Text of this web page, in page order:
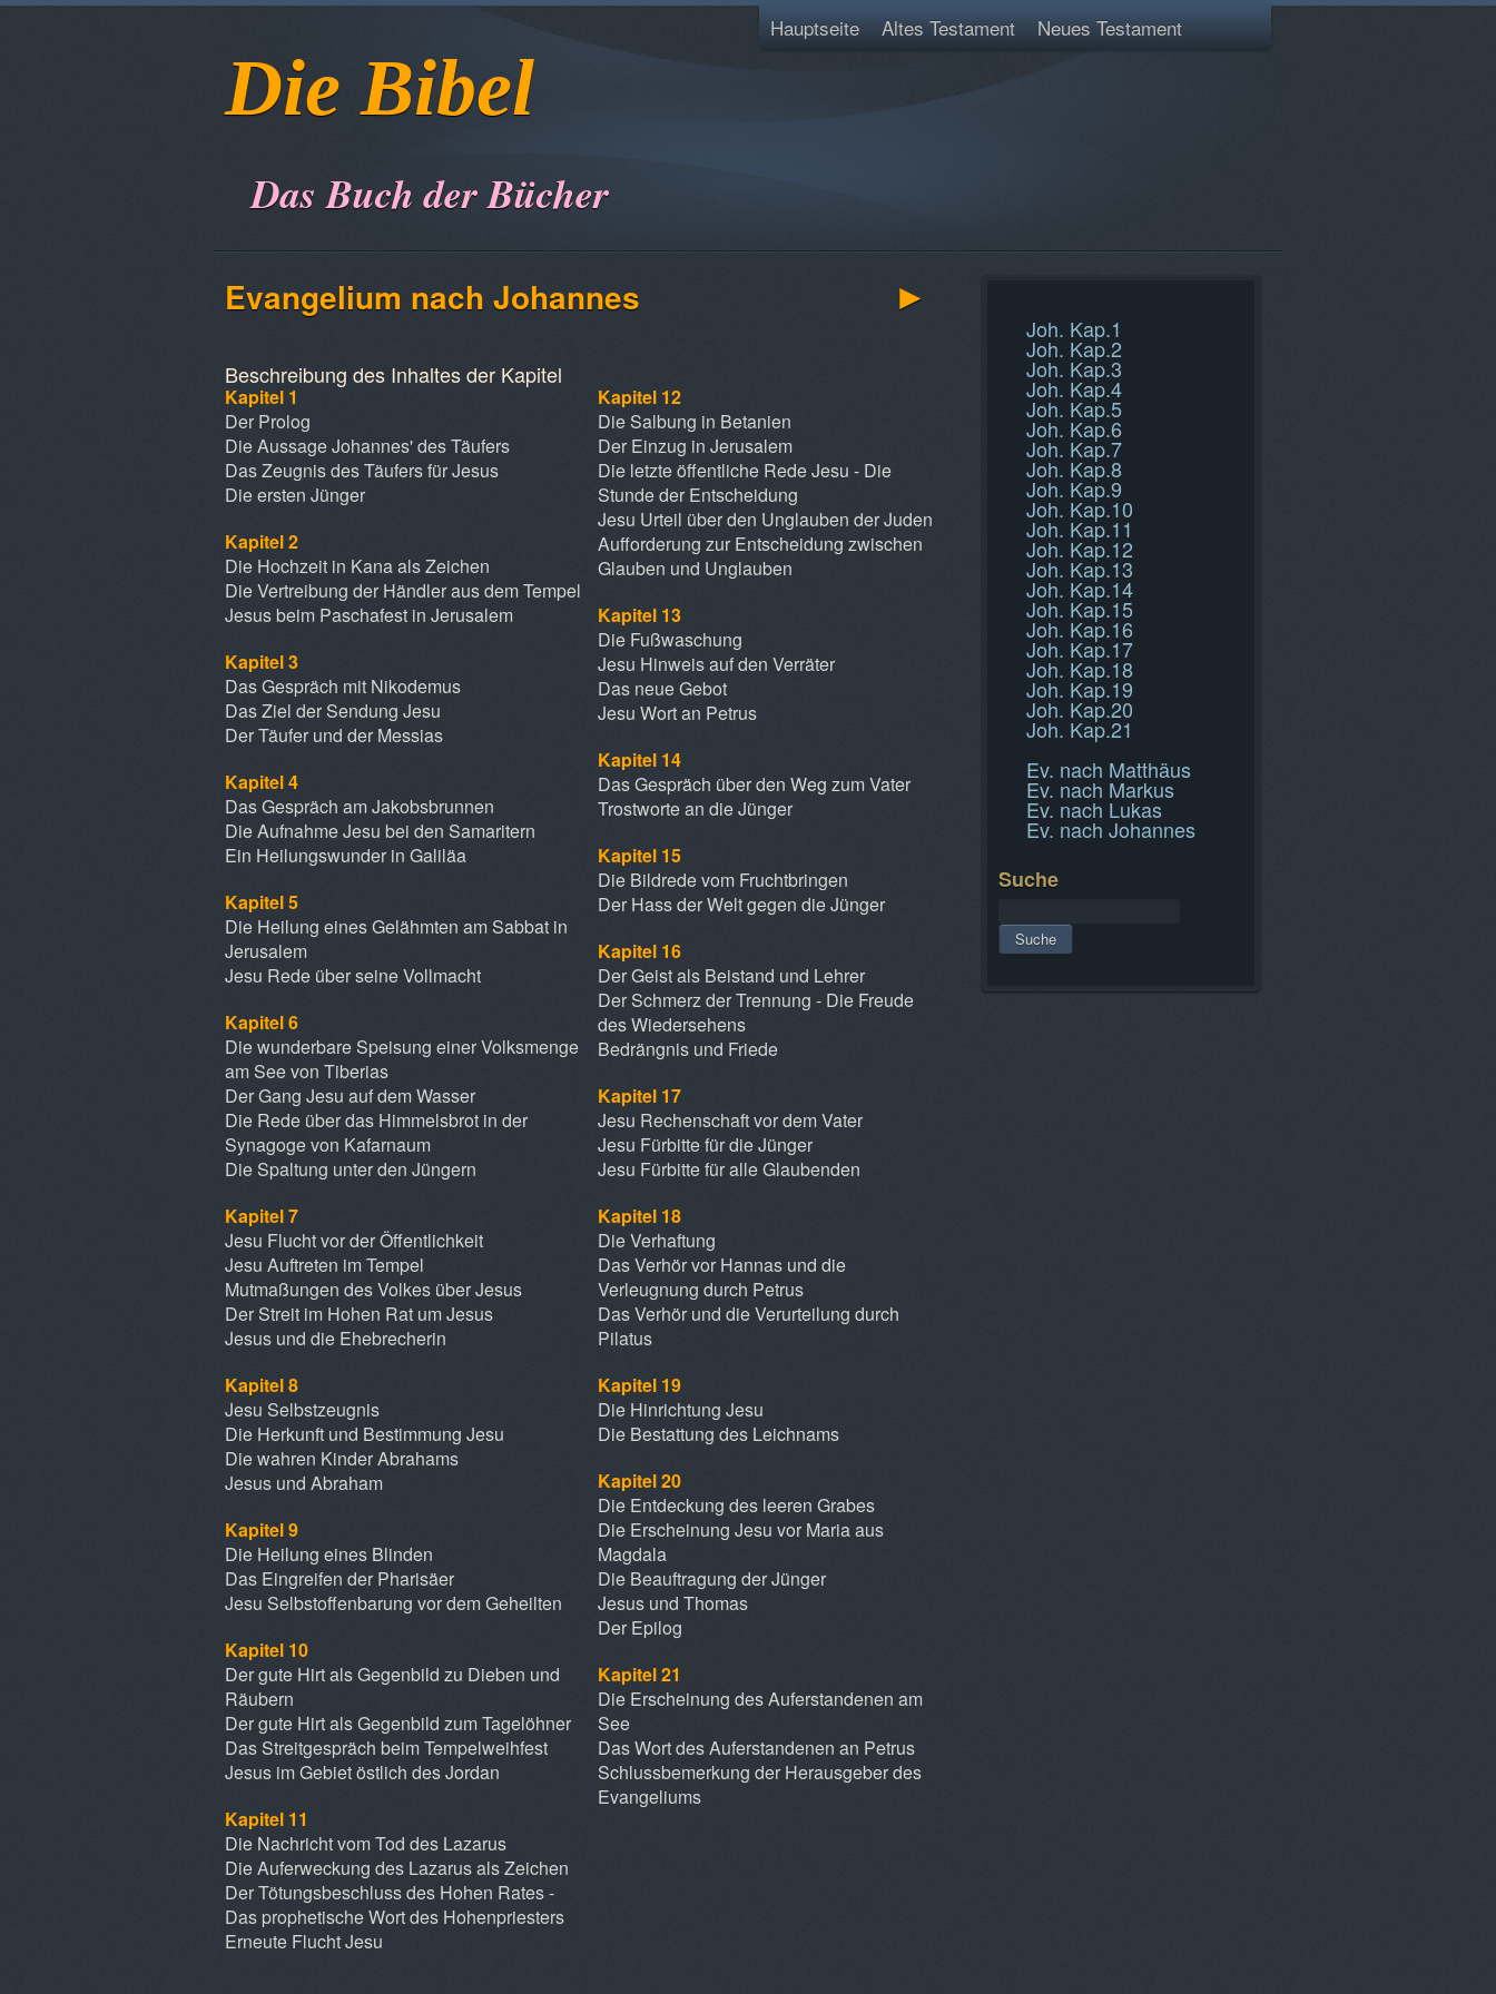
Die Bibel
Das Buch der Bücher
Hauptseite Altes Testament Neues Testament
Evangelium nach Johannes ►
Beschreibung des Inhaltes der Kapitel
Kapitel 1
Der Prolog
Die Aussage Johannes' des Täufers
Das Zeugnis des Täufers für Jesus
Die ersten Jünger
Kapitel 2
Die Hochzeit in Kana als Zeichen
Die Vertreibung der Händler aus dem Tempel
Jesus beim Paschafest in Jerusalem
Kapitel 3
Das Gespräch mit Nikodemus
Das Ziel der Sendung Jesu
Der Täufer und der Messias
Kapitel 4
Das Gespräch am Jakobsbrunnen
Die Aufnahme Jesu bei den Samaritern
Ein Heilungswunder in Galiläa
Kapitel 5
Die Heilung eines Gelähmten am Sabbat in
Jerusalem
Jesu Rede über seine Vollmacht
Kapitel 6
Die wunderbare Speisung einer Volksmenge
am See von Tiberias
Der Gang Jesu auf dem Wasser
Die Rede über das Himmelsbrot in der
Synagoge von Kafarnaum
Die Spaltung unter den Jüngern
Kapitel 7
Jesu Flucht vor der Öffentlichkeit
Jesu Auftreten im Tempel
Mutmaßungen des Volkes über Jesus
Der Streit im Hohen Rat um Jesus
Jesus und die Ehebrecherin
Kapitel 8
Jesu Selbstzeugnis
Die Herkunft und Bestimmung Jesu
Die wahren Kinder Abrahams
Jesus und Abraham
Kapitel 9
Die Heilung eines Blinden
Das Eingreifen der Pharisäer
Jesu Selbstoffenbarung vor dem Geheilten
Kapitel 10
Der gute Hirt als Gegenbild zu Dieben und
Räubern
Der gute Hirt als Gegenbild zum Tagelöhner
Das Streitgespräch beim Tempelweihfest
Jesus im Gebiet östlich des Jordan
Kapitel 11
Die Nachricht vom Tod des Lazarus
Die Auferweckung des Lazarus als Zeichen
Der Tötungsbeschluss des Hohen Rates -
Das prophetische Wort des Hohenpriesters
Erneute Flucht Jesu
Kapitel 12
Die Salbung in Betanien
Der Einzug in Jerusalem
Die letzte öffentliche Rede Jesu - Die
Stunde der Entscheidung
Jesu Urteil über den Unglauben der Juden
Aufforderung zur Entscheidung zwischen
Glauben und Unglauben
Kapitel 13
Die Fußwaschung
Jesu Hinweis auf den Verräter
Das neue Gebot
Jesu Wort an Petrus
Kapitel 14
Das Gespräch über den Weg zum Vater
Trostworte an die Jünger
Kapitel 15
Die Bildrede vom Fruchtbringen
Der Hass der Welt gegen die Jünger
Kapitel 16
Der Geist als Beistand und Lehrer
Der Schmerz der Trennung - Die Freude
des Wiedersehens
Bedrängnis und Friede
Kapitel 17
Jesu Rechenschaft vor dem Vater
Jesu Fürbitte für die Jünger
Jesu Fürbitte für alle Glaubenden
Kapitel 18
Die Verhaftung
Das Verhör vor Hannas und die
Verleugnung durch Petrus
Das Verhör und die Verurteilung durch
Pilatus
Kapitel 19
Die Hinrichtung Jesu
Die Bestattung des Leichnams
Kapitel 20
Die Entdeckung des leeren Grabes
Die Erscheinung Jesu vor Maria aus
Magdala
Die Beauftragung der Jünger
Jesus und Thomas
Der Epilog
Kapitel 21
Die Erscheinung des Auferstandenen am
See
Das Wort des Auferstandenen an Petrus
Schlussbemerkung der Herausgeber des
Evangeliums
Joh. Kap.1
Joh. Kap.2
Joh. Kap.3
Joh. Kap.4
Joh. Kap.5
Joh. Kap.6
Joh. Kap.7
Joh. Kap.8
Joh. Kap.9
Joh. Kap.10
Joh. Kap.11
Joh. Kap.12
Joh. Kap.13
Joh. Kap.14
Joh. Kap.15
Joh. Kap.16
Joh. Kap.17
Joh. Kap.18
Joh. Kap.19
Joh. Kap.20
Joh. Kap.21
Ev. nach Matthäus
Ev. nach Markus
Ev. nach Lukas
Ev. nach Johannes
Suche